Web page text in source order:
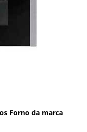
Forno da marca